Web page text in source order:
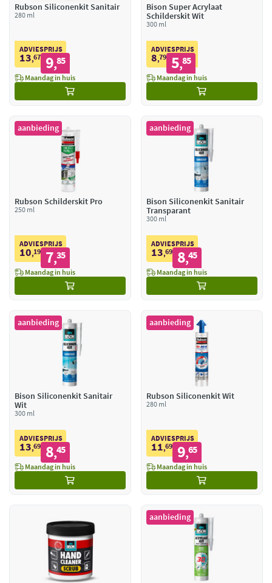
Rubson Siliconenkit Sanitair
280 ml
ADVIESPRIJS
13,67 9,85
Maandag in huis
Bison Super Acrylaat
Schilderskit Wit
300 ml
ADVIESPRIJS
8,79 5,85
Maandag in huis
aanbieding
Rubson Schilderskit Pro
250 ml
ADVIESPRIJS
10,19 7,35
Maandag in huis
aanbieding
Bison Siliconenkit Sanitair
Transparant
300 ml
ADVIESPRIJS
13,69 8,45
Maandag in huis
aanbieding
Bison Siliconenkit Sanitair
Wit
300 ml
ADVIESPRIJS
13,69 8,45
Maandag in huis
aanbieding
Rubson Siliconenkit Wit
280 ml
ADVIESPRIJS
11,69 9,65
Maandag in huis
aanbieding